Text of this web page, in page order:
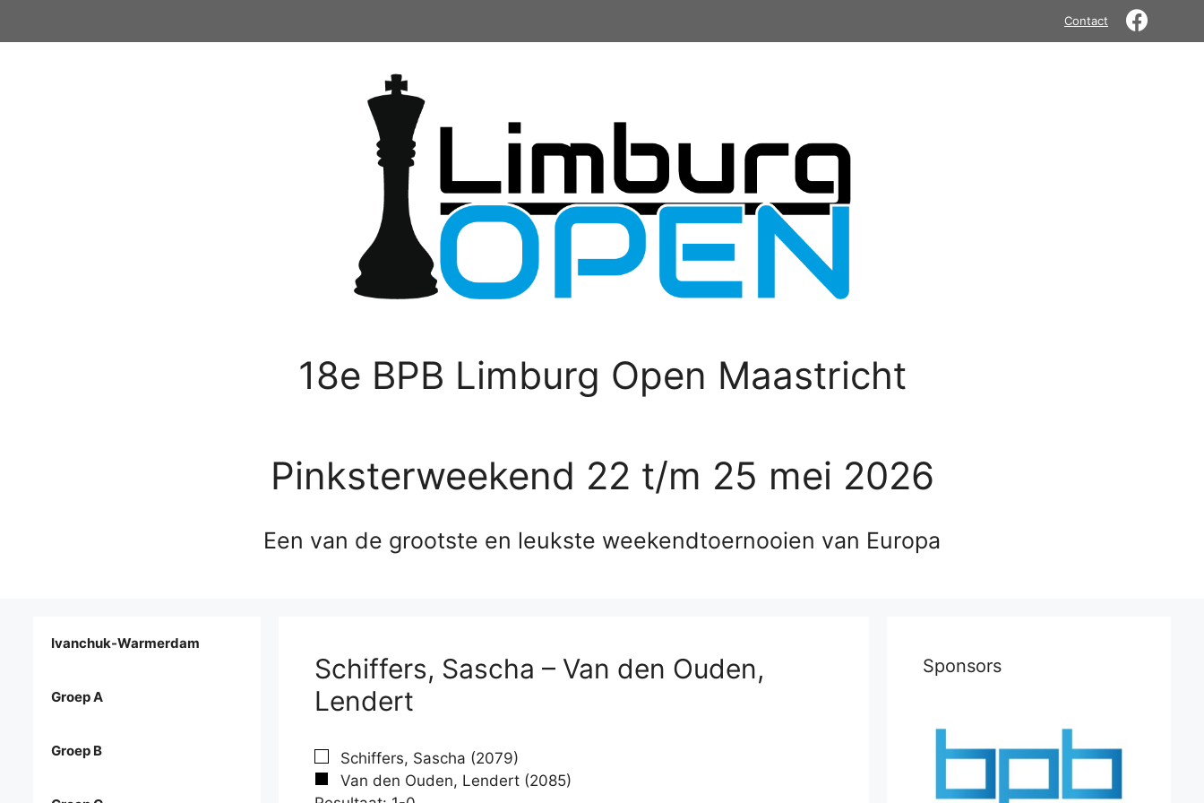
Contact
18e BPB Limburg Open Maastricht
Pinksterweekend 22 t/m 25 mei 2026
Een van de grootste en leukste weekendtoernooien van Europa
Schiffers, Sascha – Van den Ouden,
Lendert
Schiffers, Sascha (2079)
Van den Ouden, Lendert (2085)
Ivanchuk-Warmerdam
Groep A
Groep B
Sponsors